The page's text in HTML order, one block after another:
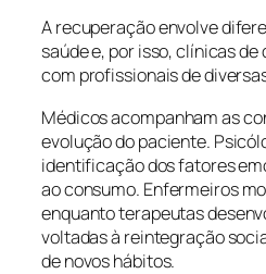
A recuperação envolve
saúde e, por isso, clínicas
com profissionais de
Médicos acompanham as
evolução do paciente.
identificação dos fatores
ao consumo. Enfermeiros
enquanto terapeutas
voltadas à reintegração
de novos hábitos.